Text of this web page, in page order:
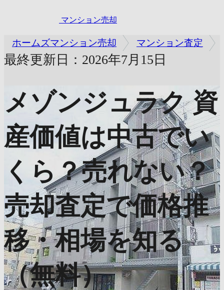
マンション売却
ホームズマンション売却 マンション査定
最終更新日：2026年7月15日
メゾンジュラク 資
産価値は中古でい
くら？売れない？
売却査定で価格推
移・相場を知る
（無料）